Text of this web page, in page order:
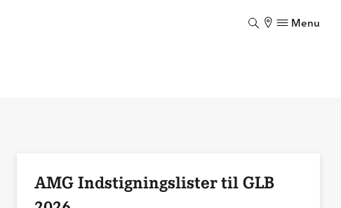
Menu
AMG Indstigningslister til GLB